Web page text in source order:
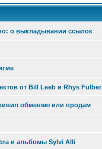
о выкладывании ссылок
от Bill Leeb и Rhys Fulber
обменяю или продам
и альбомы Sylvi Alli